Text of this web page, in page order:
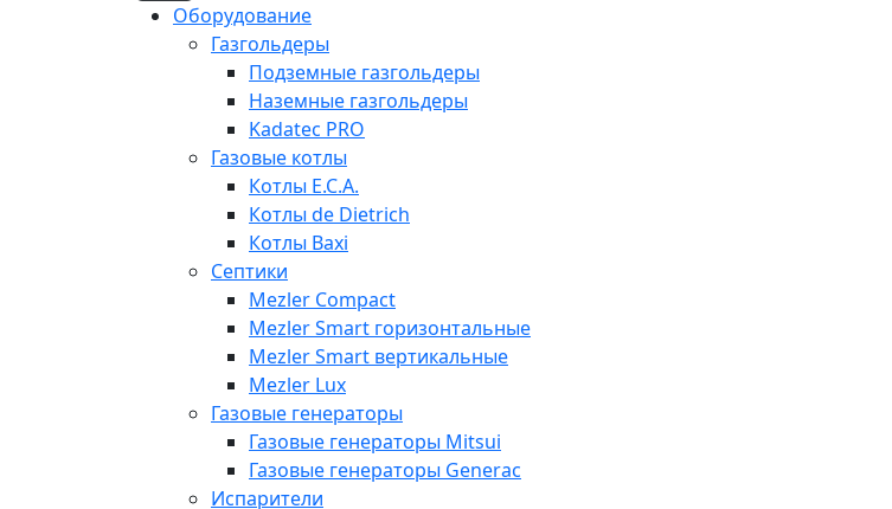
Оборудование
Газгольдеры
Подземные газгольдеры
Наземные газгольдеры
Kadatec PRO
Газовые котлы
Котлы E.C.A.
Котлы de Dietrich
Котлы Baxi
Септики
Mezler Compact
Mezler Smart горизонтальные
Mezler Smart вертикальные
Mezler Lux
Газовые генераторы
Газовые генераторы Mitsui
Газовые генераторы Generac
Испарители